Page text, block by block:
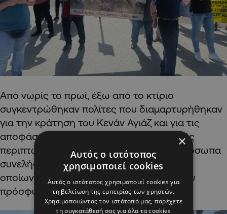
Από νωρίς το πρωί, έξω από το κτίριο
συγκεντρώθηκαν πολίτες που διαμαρτυρήθηκαν
για την κράτηση του Κενάν Αγιάζ και για τις
αποφάσεις της δικαιοσύνης και σε πολλές
περιπτώσεις επικράτησε ένταση. Τρία πρόσωπα
συνελήφθηκαν από τις Αρχές, μεταξύ των
οποίων ο αδελφός του Κούρδου πολιτικού
πρόσφυγα.
×
Αυτός ο ιστότοπος
χρησιμοποιεί cookies
Αυτός ο ιστότοπος χρησιμοποιεί cookies για
τη βελτίωση της εμπειρίας των χρηστών.
Χρησιμοποιώντας τον ιστότοπό μας, παρέχετε
τη συγκατάθεσή σας για όλα τα cookies